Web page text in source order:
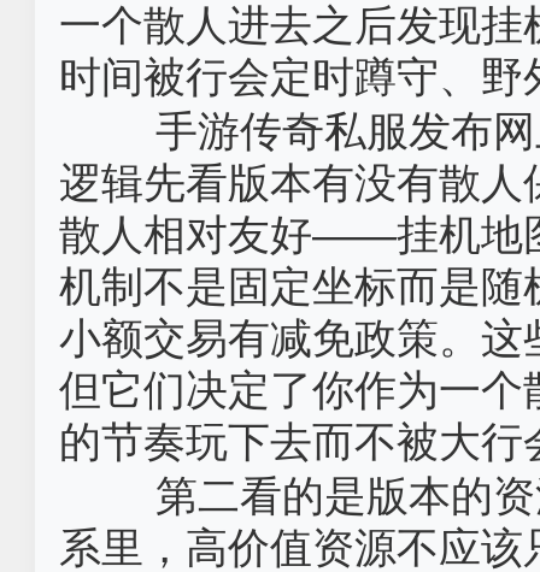
一个散人进去之后发现
时间被行会定时蹲守、
手游传奇私服发布
逻辑先看版本有没有散
散人相对友好——挂机地
机制不是固定坐标而是
小额交易有减免政策。
但它们决定了你作为一
的节奏玩下去而不被大
第二看的是版本的
系里，高价值资源不应